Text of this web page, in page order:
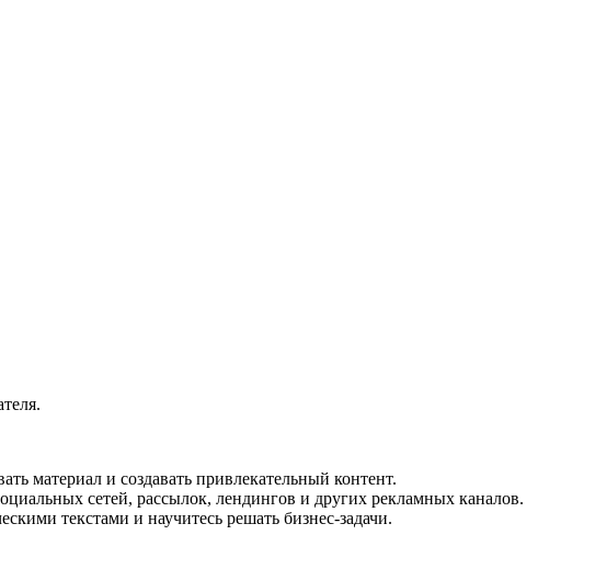
материал и создавать привлекательный контент.
сетей, рассылок, лендингов и других рекламных каналов.
текстами и научитесь решать бизнес-задачи.